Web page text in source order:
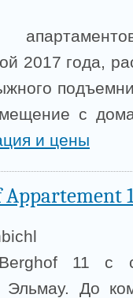
2017 года,
с
и цены
11 с
До